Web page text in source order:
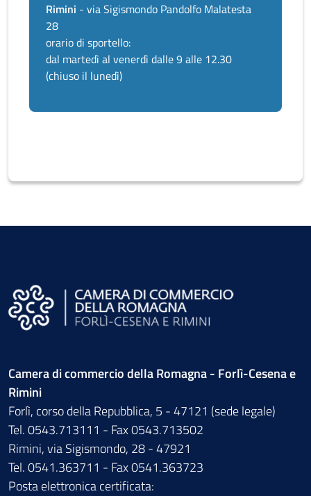
Rimini - via Sigismondo Pandolfo Malatesta
28
orario di sportello:
dal martedì al venerdì dalle 9 alle 12.30
(chiuso il lunedì)
Camera di commercio della Romagna - Forlì-Cesena e
Rimini
Forlì, corso della Repubblica, 5 - 47121 (sede legale)
Tel. 0543.713111 - Fax 0543.713502
Rimini, via Sigismondo, 28 - 47921
Tel. 0541.363711 - Fax 0541.363723
Posta elettronica certificata: